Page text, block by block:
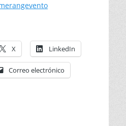
X LinkedIn
Correo electrónico